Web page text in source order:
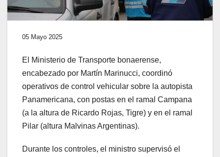
05 Mayo 2025
El Ministerio de Transporte bonaerense,
encabezado por Martín Marinucci, coordinó
operativos de control vehicular sobre la autopista
Panamericana, con postas en el ramal Campana
(a la altura de Ricardo Rojas, Tigre) y en el ramal
Pilar (altura Malvinas Argentinas).
Durante los controles, el ministro supervisó el